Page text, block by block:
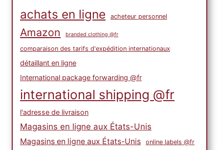
achats en ligne acheteur personnel
Amazon branded clothing @fr
comparaison des tarifs d'expédition internationaux
détaillant en ligne
International package forwarding @fr
international shipping @fr
l'adresse de livraison
Magasins en ligne aux États-Unis
Magasins en ligne aux États-Unis online labels @fr